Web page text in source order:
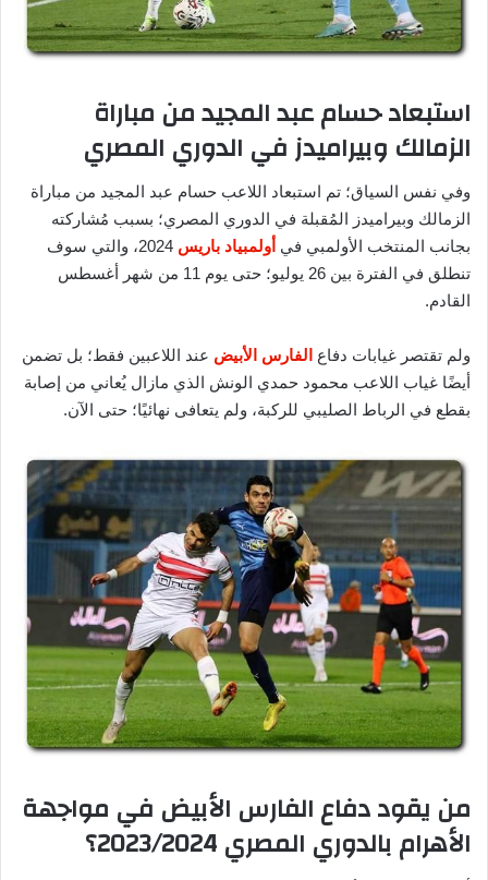
استبعاد حسام عبد المجيد من مباراة
الزمالك وبيراميدز في الدوري المصري
وفي نفس السياق؛ تم استبعاد اللاعب حسام عبد المجيد من مباراة
الزمالك وبيراميدز المُقبلة في الدوري المصري؛ بسبب مُشاركته
بجانب المنتخب الأولمبي في أولمبياد باريس
2024، والتي سوف
تنطلق في الفترة بين 26 يوليو؛ حتى يوم 11 من شهر أغسطس
القادم.
ولم تقتصر غيابات دفاع الفارس الأبيض عند اللاعبين فقط؛ بل تضمن
أيضًا غياب اللاعب محمود حمدي الونش الذي مازال يُعاني من إصابة
بقطع في الرباط الصليبي للركبة، ولم يتعافى نهائيًا؛ حتى الآن.
من يقود دفاع الفارس الأبيض في مواجهة
الأهرام بالدوري المصري 2023/2024؟